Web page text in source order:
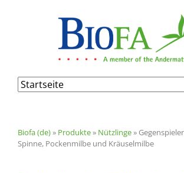
Navigation
überspringen
Biofa (de)» Produkte» Nützlinge»
Spinne, Pockenmilbe und Kräuselmilbe